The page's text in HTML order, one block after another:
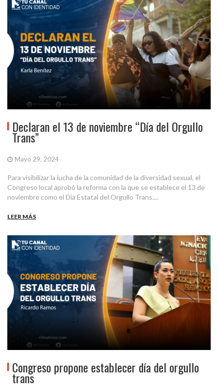
Declaran el 13 de noviembre “Día del Orgullo
Trans”
Mayo 29, 2024
Para visibilizar la lucha de la comunidad de la diversidad sexual, el
Congreso local aprobó la reforma con la que se establece el 13 de
noviembre como el Día Estatal del Orgullo Trans....
LEER MÁS
Congreso propone establecer día del orgullo
trans